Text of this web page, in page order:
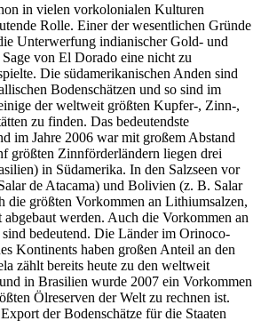
in vielen vorkolonialen Kulturen
Rolle. Einer der wesentlichen Gründe
Unterwerfung indianischer Gold- und
von El Dorado eine nicht zu
Die südamerikanischen Anden sind
Bodenschätzen und so sind im
der weltweit größten Kupfer-, Zinn-,
zu finden. Das bedeutendste
im Jahre 2006 war mit großem Abstand
größten Zinnförderländern liegen drei
in Südamerika. In den Salzseen vor
de Atacama) und Bolivien (z. B. Salar
die größten Vorkommen an Lithiumsalzen,
werden. Auch die Vorkommen an
bedeutend. Die Länder im Orinoco-
Kontinents haben großen Anteil an den
zählt bereits heute zu den weltweit
in Brasilien wurde 2007 ein Vorkommen
Ölreserven der Welt zu rechnen ist.
der Bodenschätze für die Staaten